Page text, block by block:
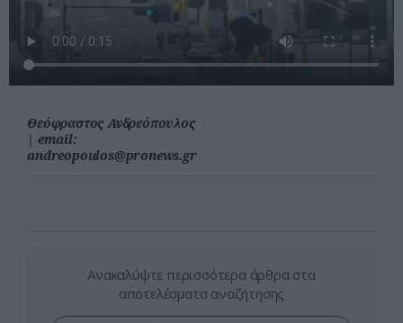
Θεόφραστος Ανδρεόπουλος
| email:
andreopoulos@pronews.gr
Ανακαλύψτε περισσότερα άρθρα στα
αποτελέσματα αναζήτησης